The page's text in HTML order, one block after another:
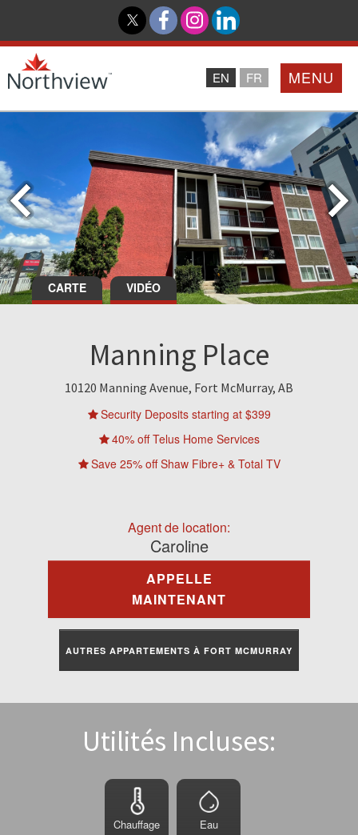
MENU
EN FR
Partenaires
Northview PROMISE
Investisseurs
À Louer
Commercial
Contactez-Nous
CARTE VIDÉO
Manning Place
10120 Manning Avenue, Fort McMurray, AB
Security Deposits starting at $399
40% off Telus Home Services
Save 25% off Shaw Fibre+ & Total TV
Agent de location:
Caroline
APPELLE
MAINTENANT
AUTRES APPARTEMENTS À FORT MCMURRAY
Utilités Incluses:
Chauffage Eau